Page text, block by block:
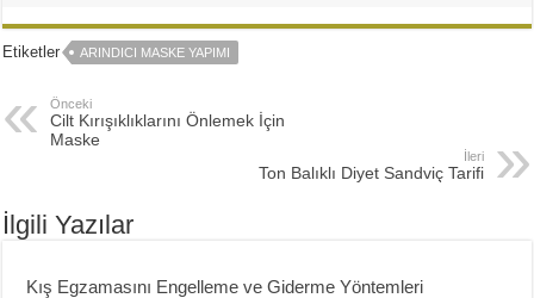
Etiketler ARINDICI MASKE YAPIMI
Önceki
Cilt Kırışıklıklarını Önlemek İçin
Maske
İleri
Ton Balıklı Diyet Sandviç Tarifi
İlgili Yazılar
Kış Egzamasını Engelleme ve Giderme Yöntemleri